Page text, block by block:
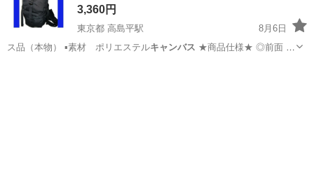
3,360円
東京都 高島平駅
8月6日
ス品（本物） ▪️素材 ポリエステルキャンバス